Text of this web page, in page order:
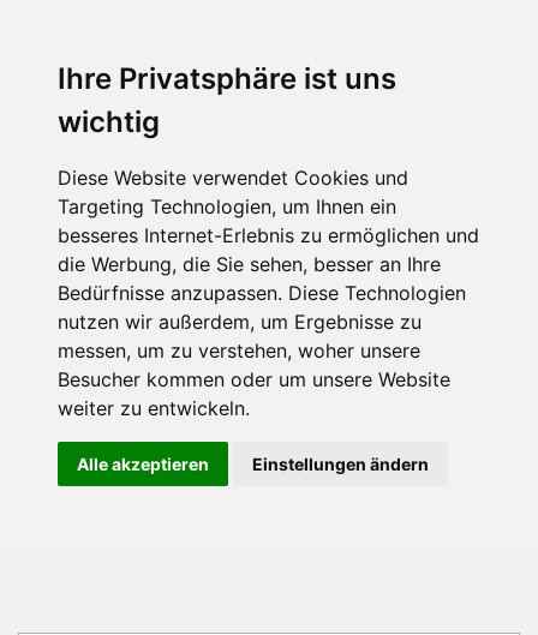
Ihre Privatsphäre ist uns
wichtig
Diese Website verwendet Cookies und
Targeting Technologien, um Ihnen ein
besseres Internet-Erlebnis zu ermöglichen und
die Werbung, die Sie sehen, besser an Ihre
Bedürfnisse anzupassen. Diese Technologien
nutzen wir außerdem, um Ergebnisse zu
messen, um zu verstehen, woher unsere
Besucher kommen oder um unsere Website
weiter zu entwickeln.
Alle akzeptieren Einstellungen ändern